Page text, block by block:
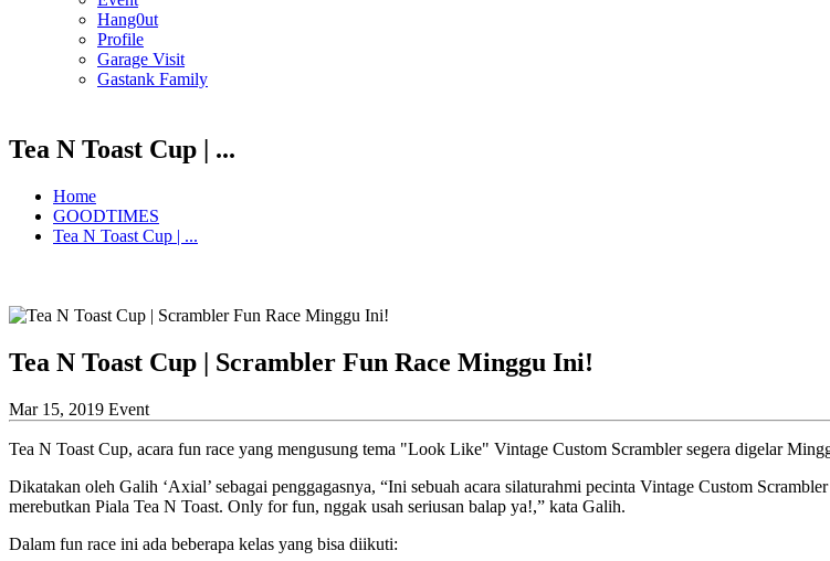
Hang0ut
Profile
Garage Visit
Gastank Family
Tea N Toast Cup | ...
Home
GOODTIMES
Tea N Toast Cup | ...
Tea N Toast Cup | Scrambler Fun Race Minggu Ini!
Mar 15, 2019 Event
Tea N Toast Cup, acara fun race yang mengusung tema "Look Like" Vintage Custom Scrambler segera digelar
Dikatakan oleh Galih ‘Axial’ sebagai penggagasnya, “Ini sebuah acara silaturahmi pecinta Vintage Custom
merebutkan Piala Tea N Toast. Only for fun, nggak usah seriusan balap ya!,” kata Galih.
Dalam fun race ini ada beberapa kelas yang bisa diikuti: